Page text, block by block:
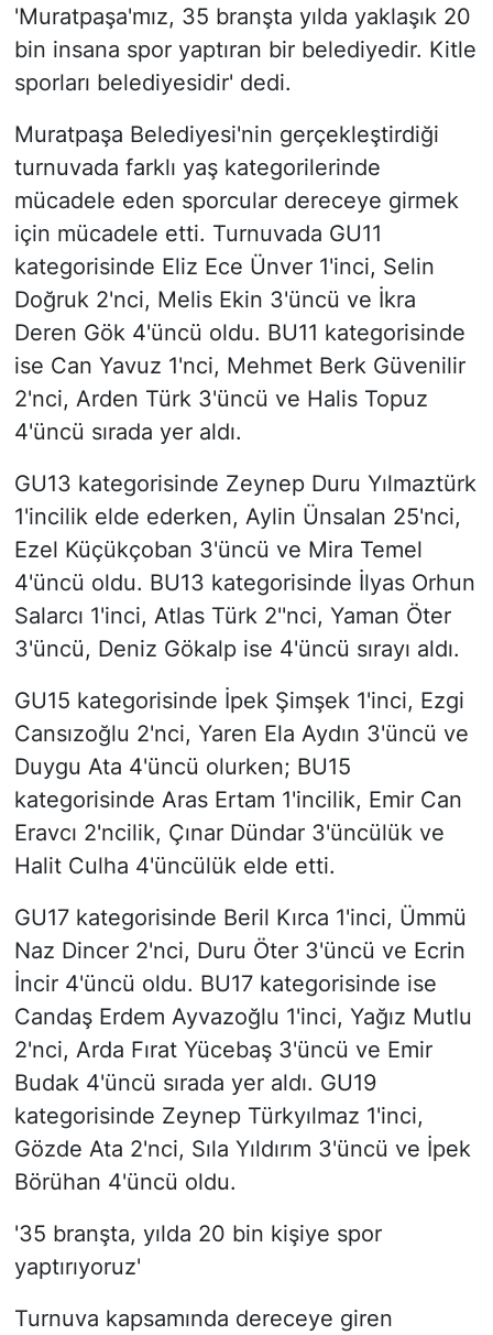
'Muratpaşa'mız, 35 branşta yılda yaklaşık 20
bin insana spor yaptıran bir belediyedir. Kitle
sporları belediyesidir' dedi.
Muratpaşa Belediyesi'nin gerçekleştirdiği
turnuvada farklı yaş kategorilerinde
mücadele eden sporcular dereceye girmek
için mücadele etti. Turnuvada GU11
kategorisinde Eliz Ece Ünver 1'inci, Selin
Doğruk 2'nci, Melis Ekin 3'üncü ve İkra
Deren Gök 4'üncü oldu. BU11 kategorisinde
ise Can Yavuz 1'nci, Mehmet Berk Güvenilir
2'nci, Arden Türk 3'üncü ve Halis Topuz
4'üncü sırada yer aldı.
GU13 kategorisinde Zeynep Duru Yılmaztürk
1'incilik elde ederken, Aylin Ünsalan 25'nci,
Ezel Küçükçoban 3'üncü ve Mira Temel
4'üncü oldu. BU13 kategorisinde İlyas Orhun
Salarcı 1'inci, Atlas Türk 2''nci, Yaman Öter
3'üncü, Deniz Gökalp ise 4'üncü sırayı aldı.
GU15 kategorisinde İpek Şimşek 1'inci, Ezgi
Cansızoğlu 2'nci, Yaren Ela Aydın 3'üncü ve
Duygu Ata 4'üncü olurken; BU15
kategorisinde Aras Ertam 1'incilik, Emir Can
Eravcı 2'ncilik, Çınar Dündar 3'üncülük ve
Halit Culha 4'üncülük elde etti.
GU17 kategorisinde Beril Kırca 1'inci, Ümmü
Naz Dincer 2'nci, Duru Öter 3'üncü ve Ecrin
İncir 4'üncü oldu. BU17 kategorisinde ise
Candaş Erdem Ayvazoğlu 1'inci, Yağız Mutlu
2'nci, Arda Fırat Yücebaş 3'üncü ve Emir
Budak 4'üncü sırada yer aldı. GU19
kategorisinde Zeynep Türkyılmaz 1'inci,
Gözde Ata 2'nci, Sıla Yıldırım 3'üncü ve İpek
Börühan 4'üncü oldu.
'35 branşta, yılda 20 bin kişiye spor
yaptırıyoruz'
Turnuva kapsamında dereceye giren